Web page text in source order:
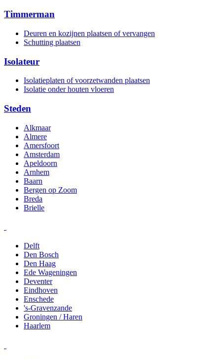
Timmerman
Deuren en kozijnen plaatsen of vervangen
Schutting plaatsen
Isolateur
Isolatieplaten of voorzetwanden plaatsen
Isolatie onder houten vloeren
Steden
Alkmaar
Almere
Amersfoort
Amsterdam
Apeldoorn
Arnhem
Baarn
Bergen op Zoom
Breda
Brielle
Delft
Den Bosch
Den Haag
Ede Wageningen
Deventer
Eindhoven
Enschede
's-Gravenzande
Groningen / Haren
Haarlem